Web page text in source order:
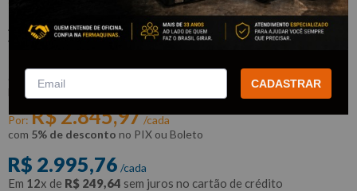
Jogo p/ manutenção do Sistema
Valvetronic BMW - RAVEN
R251501
RAVEN
Por: R$2.845,97/cada
com 5% de desconto no PIX ou Boleto
R$ 2.995,76 /cada
Em 12x de R$ 249,64 sem juros no cartão de crédito
CADASTRAR